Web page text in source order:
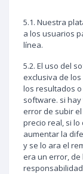
5.1. Nuestra
a los usuarios
línea.
5.2. El uso del
exclusiva de
los resultados
software. si
error de subir
precio real, si
aumentar la
y se lo ara el
era un error,